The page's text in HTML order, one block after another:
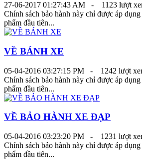
27-06-2017 01:27:43 AM -
1123 lượt
Chính sách bảo hành này chỉ được áp
phẩm đầu tiên...
VỀ BÁNH XE
05-04-2016 03:27:15 PM -
1242 lượt
Chính sách bảo hành này chỉ được áp
phẩm đầu tiên...
VỀ BẢO HÀNH XE ĐẠP
05-04-2016 03:23:20 PM -
1231 lượt
Chính sách bảo hành này chỉ được áp
phẩm đầu tiên...